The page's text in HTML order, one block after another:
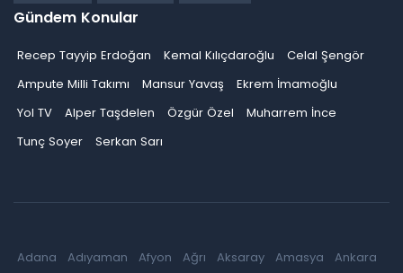
Gündem Konular
Recep Tayyip Erdoğan Kemal Kılıçdaroğlu
Celal Şengör
Ampute Milli Takımı
Mansur Yavaş
Ekrem İmamoğlu
Yol TV
Alper Taşdelen Özgür Özel
Muharrem İnce
Tunç Soyer
Serkan Sarı
Adana Adıyaman Afyon Ağrı Aksaray Amasya Ankara